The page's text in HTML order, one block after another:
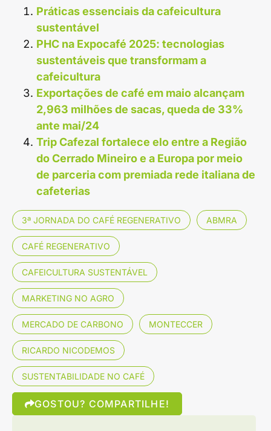
Práticas essenciais da cafeicultura
sustentável
PHC na Expocafé 2025: tecnologias
sustentáveis que transformam a
cafeicultura
Exportações de café em maio alcançam
2,963 milhões de sacas, queda de 33%
ante mai/24
Trip Cafezal fortalece elo entre a Região
do Cerrado Mineiro e a Europa por meio
de parceria com premiada rede italiana de
cafeterias
3ª JORNADA DO CAFÉ REGENERATIVO ABMRA
CAFÉ REGENERATIVO
CAFEICULTURA SUSTENTÁVEL
MARKETING NO AGRO
MERCADO DE CARBONO MONTECCER
RICARDO NICODEMOS
SUSTENTABILIDADE NO CAFÉ
GOSTOU? COMPARTILHE!